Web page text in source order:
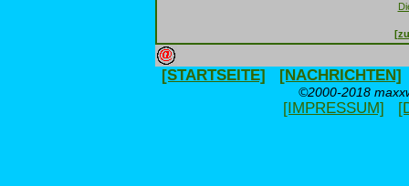
[STARTSEITE] [NACHRICHTEN]
©2000-2018
[IMPRESSUM]